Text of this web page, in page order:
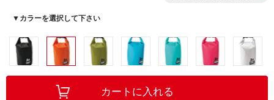
▼カラーを選択して下さい